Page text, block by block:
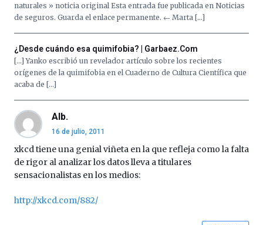
naturales » noticia original Esta entrada fue publicada en Noticias
de seguros. Guarda el enlace permanente. ← Marta […]
¿Desde cuándo esa quimifobia? | Garbaez.Com
[…] Yanko escribió un revelador artículo sobre los recientes
orígenes de la quimifobia en el Cuaderno de Cultura Científica que
acaba de […]
Alb.
16 de julio, 2011
xkcd tiene una genial viñeta en la que refleja como la falta
de rigor al analizar los datos lleva a titulares
sensacionalistas en los medios:
http://xkcd.com/882/